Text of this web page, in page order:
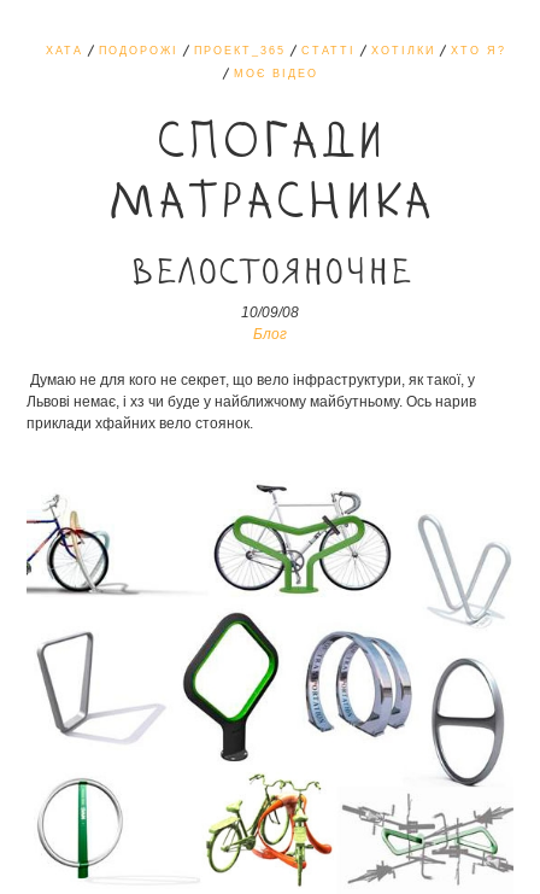
ХАТА ПОДОРОЖІ ПРОЕКТ_365 СТАТТІ ХОТІЛКИ
ХТО Я?
МОЄ ВІДЕО
СПОГАДИ
МАТРАСНИКА
Велостояночне
10/09/08
Блог
Думаю не для кого не секрет, що вело інфраструктури, як такої, у
Львові немає, і хз чи буде у найближчому майбутньому. Ось нарив
приклади хфайних вело стоянок.